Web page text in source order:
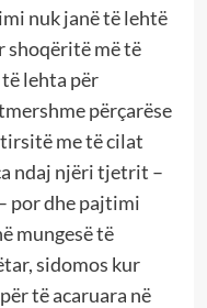
nuk janë të lehtë
shoqëritë më të
lehta për
përçarëse
me të cilat
ndaj njëri tjetrit –
por dhe pajtimi
mungesë të
sidomos kur
të acaruara në